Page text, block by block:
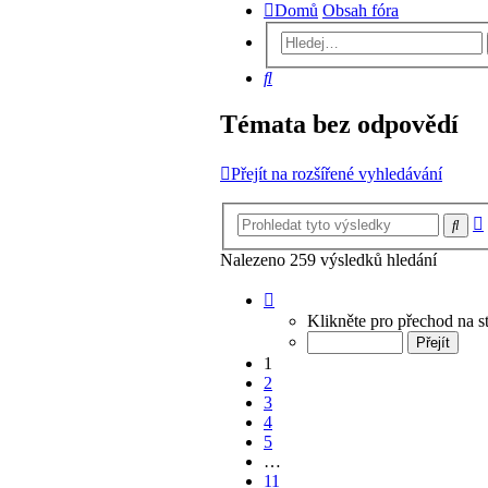
Domů Obsah fóra
Hledat
Témata bez odpovědí
Přejít na rozšířené vyhledávání
Nalezeno 259 výsledků hledání
Klikněte pro přechod na
1
2
3
4
5
…
11